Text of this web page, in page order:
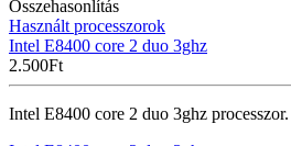
Összehasonlítás
Használt processzorok
Intel E8400 core 2 duo 3ghz
2.500Ft
Intel E8400 core 2 duo 3ghz processzor.